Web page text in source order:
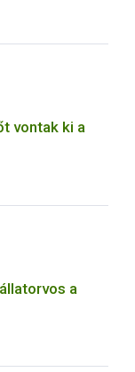
vontak ki a
a